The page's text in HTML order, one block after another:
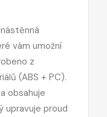
vám umožní
z
(ABS + PC).
obsahuje
upravuje proud